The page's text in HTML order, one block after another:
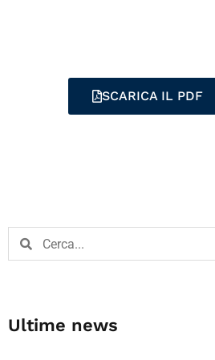
SCARICA IL PDF
Ultime news